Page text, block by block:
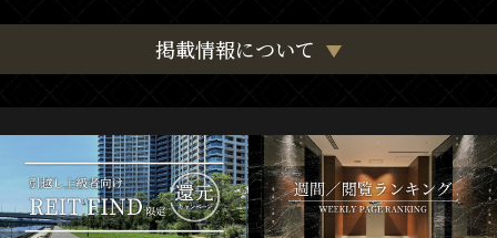
掲載情報について